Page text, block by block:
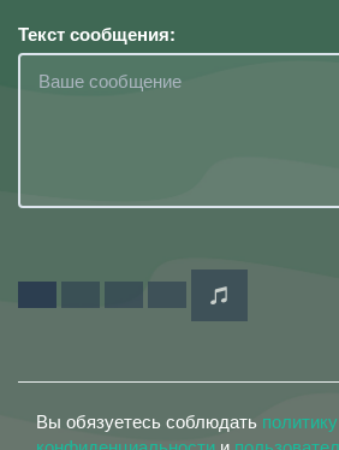
Текст сообщения:
Вы обязуетесь соблюдать политику